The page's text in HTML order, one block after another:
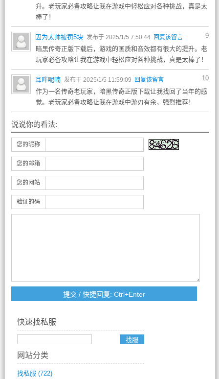
升。老玩家必备攻略让我在游戏中轻松应对各种挑战，真是太
棒了！
9
因为太帅被罚5块 发布于 2025/1/5 7:50:44 回复该留言
暗黑传奇正版下载后，游戏的画质和音效都有很大的提升。老
玩家必备攻略让我在游戏中轻松应对各种挑战，真是太棒了！
10
耳畔呢喃 发布于 2025/1/5 11:59:09 回复该留言
作为一名传奇老玩家，暗黑传奇正版下载让我找回了当年的感
觉。老玩家必备攻略让我在游戏中游刃有余，强烈推荐！
说说你的看法:
您的昵称
您的邮箱
您的网站
验证的码
快速找私服
网站分类
找私服 (722)